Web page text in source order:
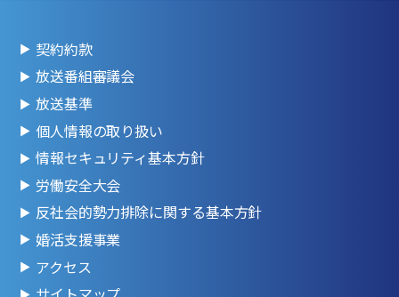
契約約款
放送番組審議会
放送基準
個人情報の取り扱い
情報セキュリティ基本方針
労働安全大会
反社会的勢力排除に関する基本方針
婚活支援事業
アクセス